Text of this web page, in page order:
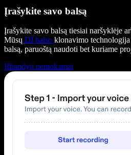
Įrašykite savo balsą
Įrašykite savo balsą tiesiai naršyklėje
Mūsų DI balso klonavimo
balsą, paruoštą naudoti bet kuriame
Išbandyti nemokamai